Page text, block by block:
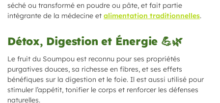
séché ou transformé en poudre ou pâte, et fait partie
intégrante de la médecine et alimentation traditionnelles.
Détox, Digestion et Énergie 💪🌿
Le fruit du Soumpou est reconnu pour ses propriétés
purgatives douces, sa richesse en fibres, et ses effets
bénéfiques sur la digestion et le foie. Il est aussi utilisé pour
stimuler l’appétit, tonifier le corps et renforcer les défenses
naturelles.